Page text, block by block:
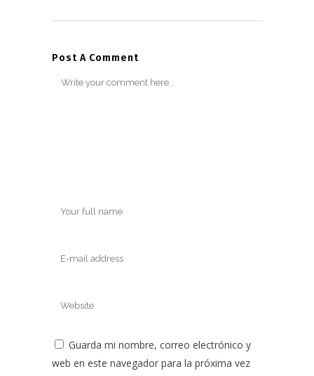
Post A Comment
Guarda mi nombre, correo electrónico y
web en este navegador para la próxima vez